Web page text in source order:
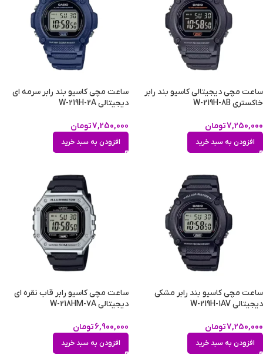
ساعت مچی دیجیتالی کاسیو بند رابر
خاکستری W-219H-8B
7,250,000تومان
افزودن به سبد خرید
ساعت مچی کاسیو بند رابر سرمه ای
دیجیتالی W-219H-2A
7,250,000تومان
افزودن به سبد خرید
ساعت مچی کاسیو بند رابر مشکی
دیجیتالی W-219H-1AV
7,250,000تومان
افزودن به سبد خرید
ساعت مچی کاسیو رابر قاب نقره ای
دیجیتالی W-218HM-7A
6,900,000تومان
افزودن به سبد خرید